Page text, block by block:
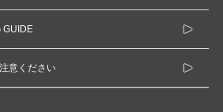
GUIDE
意ください